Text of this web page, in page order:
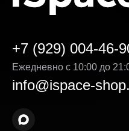
+7 (929) 004-46-
Ежедневно с 10:00 до
info@ispace-